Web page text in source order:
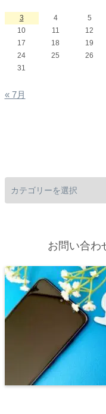
3
4 5
10
11 12
17
18 19
24
25 26
31
« 7月
お問い合わ